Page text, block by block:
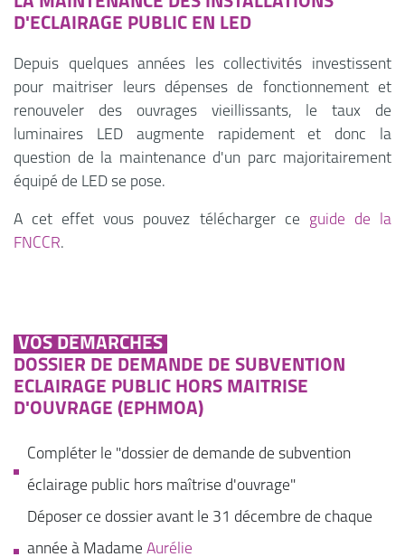
D'ECLAIRAGE PUBLIC EN LED
Depuis quelques années les collectivités investissent
pour maitriser leurs dépenses de fonctionnement et
renouveler des ouvrages vieillissants, le taux de
luminaires LED augmente rapidement et donc la
question de la maintenance d'un parc majoritairement
équipé de LED se pose.
A cet effet vous pouvez télécharger ce guide de la
FNCCR.
VOS DÉMARCHES
DOSSIER DE DEMANDE DE SUBVENTION
ECLAIRAGE PUBLIC HORS MAITRISE
D'OUVRAGE (EPHMOA)
Compléter le "dossier de demande de subvention
éclairage public hors maîtrise d'ouvrage"
Déposer ce dossier avant le 31 décembre de chaque
année à Madame Aurélie